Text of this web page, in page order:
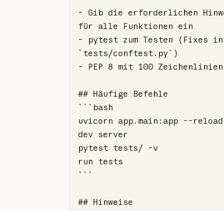
- Gib die erforderlichen
-
`tests/conftest.py`
-
## Häufige Befehle
uvicorn app.main:app --
pytest tests/ -v
```
## Hinweise